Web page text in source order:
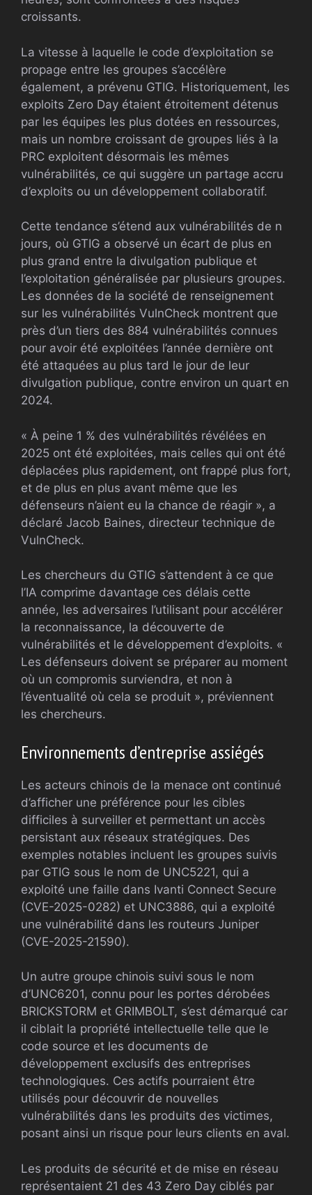
croissants.
La vitesse à laquelle le code d’exploitation se
propage entre les groupes s’accélère
également, a prévenu GTIG. Historiquement, les
exploits Zero Day étaient étroitement détenus
par les équipes les plus dotées en ressources,
mais un nombre croissant de groupes liés à la
PRC exploitent désormais les mêmes
vulnérabilités, ce qui suggère un partage accru
d’exploits ou un développement collaboratif.
Cette tendance s’étend aux vulnérabilités de n
jours, où GTIG a observé un écart de plus en
plus grand entre la divulgation publique et
l’exploitation généralisée par plusieurs groupes.
Les données de la société de renseignement
sur les vulnérabilités VulnCheck montrent que
près d’un tiers des 884 vulnérabilités connues
pour avoir été exploitées l’année dernière ont
été attaquées au plus tard le jour de leur
divulgation publique, contre environ un quart en
2024.
« À peine 1 % des vulnérabilités révélées en
2025 ont été exploitées, mais celles qui ont été
déplacées plus rapidement, ont frappé plus fort,
et de plus en plus avant même que les
défenseurs n’aient eu la chance de réagir », a
déclaré Jacob Baines, directeur technique de
VulnCheck.
Les chercheurs du GTIG s’attendent à ce que
l’IA comprime davantage ces délais cette
année, les adversaires l’utilisant pour accélérer
la reconnaissance, la découverte de
vulnérabilités et le développement d’exploits. «
Les défenseurs doivent se préparer au moment
où un compromis surviendra, et non à
l’éventualité où cela se produit », préviennent
les chercheurs.
Environnements d’entreprise assiégés
Les acteurs chinois de la menace ont continué
d’afficher une préférence pour les cibles
difficiles à surveiller et permettant un accès
persistant aux réseaux stratégiques. Des
exemples notables incluent les groupes suivis
par GTIG sous le nom de UNC5221, qui a
exploité une faille dans Ivanti Connect Secure
(CVE-2025-0282) et UNC3886, qui a exploité
une vulnérabilité dans les routeurs Juniper
(CVE-2025-21590).
Un autre groupe chinois suivi sous le nom
d’UNC6201, connu pour les portes dérobées
BRICKSTORM et GRIMBOLT, s’est démarqué car
il ciblait la propriété intellectuelle telle que le
code source et les documents de
développement exclusifs des entreprises
technologiques. Ces actifs pourraient être
utilisés pour découvrir de nouvelles
vulnérabilités dans les produits des victimes,
posant ainsi un risque pour leurs clients en aval.
Les produits de sécurité et de mise en réseau
représentaient 21 des 43 Zero Day ciblés par